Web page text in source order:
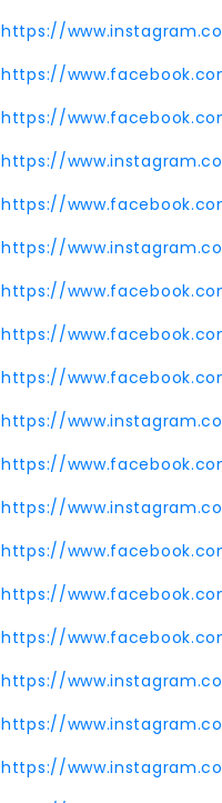
https://
https://
https://
https://
https://
https://
https://
https://
https://
https://
https://
https://
https://
https://
https://
https://
https://
https://